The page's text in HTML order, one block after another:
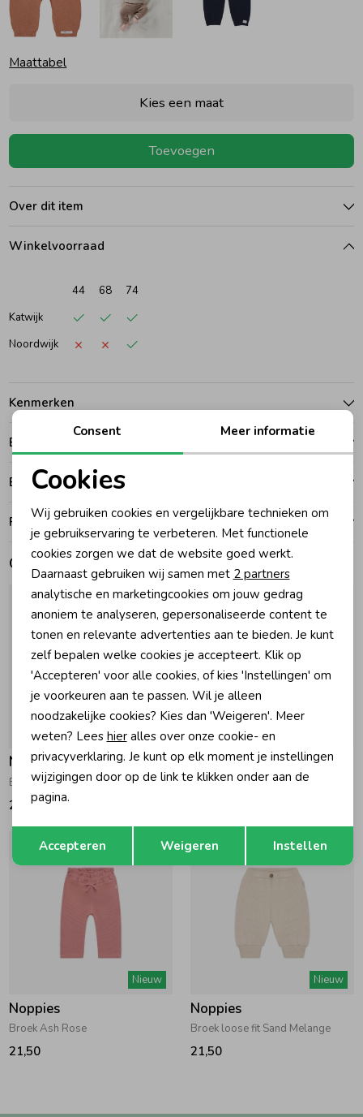
Ondergoed
Zomeraccessoires
Beenmode
Blouses
Leggings
Rompers
Ondergoed
Regenkleding &-laarzen
Zomeraccessoires
Kledingaccessoires
Beenmode
Winteraccessoires
Maattabel
Kies een maat
Toevoegen
Over dit item
Winkelvoorraad
44 68
74
Katwijk
Noordwijk
Kenmerken
Betalen
Bezorgen of ophalen
Ruilen en retouren
Gerelateerde producten
Nieuw
Noppies
Broek Dusty Cedar
21,50
Noppies
Broek Rose Dust
Nieuw
Noppies
Broek Ash Rose
21,50
Nieuw
Noppies
Broek loose fit Sand Melange
21,50
Noodzakelijke cookies
Personalisatie cookies
Analytische cookies
Marketing cookies
Terug Opslaan
Consent Meer informatie
Cookies
Wij gebruiken cookies en vergelijkbare technieken om
je gebruikservaring te verbeteren. Met functionele
cookies zorgen we dat de website goed werkt.
Daarnaast gebruiken wij samen met 2 partners
analytische en marketingcookies om jouw gedrag
anoniem te analyseren, gepersonaliseerde content te
tonen en relevante advertenties aan te bieden. Je kunt
zelf bepalen welke cookies je accepteert. Klik op
'Accepteren' voor alle cookies, of kies 'Instellingen' om
je voorkeuren aan te passen. Wil je alleen
noodzakelijke cookies? Kies dan 'Weigeren'. Meer
weten? Lees hieralles over onze cookie- en
privacyverklaring. Je kunt op elk moment je instellingen
wijzigingen door op de link te klikken onder aan de
pagina.
Accepteren Weigeren Instellen